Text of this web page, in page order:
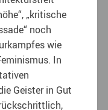
„kritische
noch
wie
In
Geister in Gut